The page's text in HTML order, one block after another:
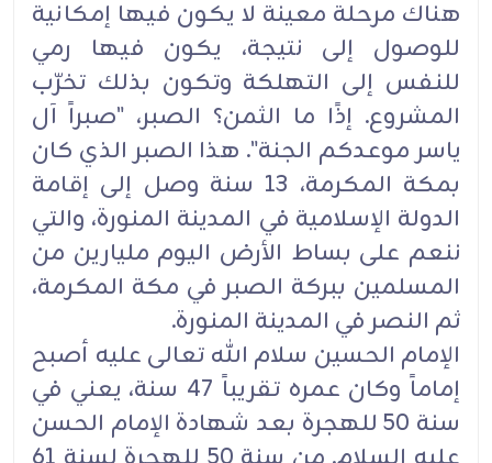
هناك مرحلة معينة لا يكون فيها إمكانية
للوصول إلى نتيجة، يكون فيها رمي
للنفس إلى التهلكة وتكون بذلك تخرّب
المشروع. إذًا ما الثمن؟ الصبر، "صبراً آل
ياسر موعدكم الجنة". هذا الصبر الذي كان
بمكة المكرمة، 13 سنة وصل إلى إقامة
الدولة الإسلامية في المدينة المنورة، والتي
ننعم على بساط الأرض اليوم مليارين من
المسلمين ببركة الصبر في مكة المكرمة،
ثم النصر في المدينة المنورة.
الإمام الحسين سلام الله تعالى عليه أصبح
إماماً وكان عمره تقريباً 47 سنة، يعني في
سنة 50 للهجرة بعد شهادة الإمام الحسن